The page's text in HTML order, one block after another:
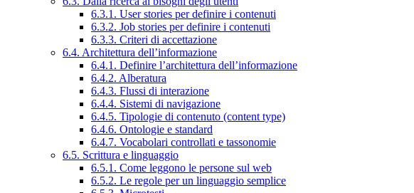
6.3.1. User stories per definire i contenuti
6.3.2. Job stories per definire i contenuti
6.3.3. Criteri di accettazione
6.4. Architettura dell’informazione
6.4.1. Definire l’architettura dell’informazione
6.4.2. Alberatura
6.4.3. Flussi di interazione
6.4.4. Sistemi di navigazione
6.4.5. Tipologie di contenuto (content type)
6.4.6. Ontologie e standard
6.4.7. Vocabolari controllati e tassonomie
6.5. Scrittura e linguaggio
6.5.1. Come leggono le persone sul web
6.5.2. Le regole per un linguaggio semplice